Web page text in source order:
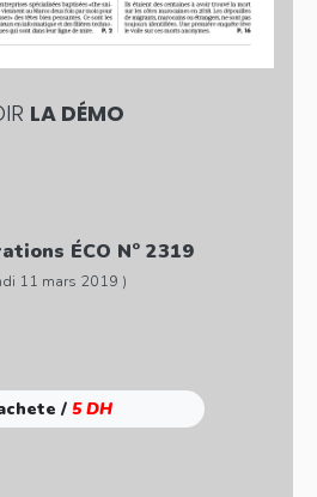
LA DÉMO
ÉCO N° 2319
11 mars 2019 )
/ 5 DH